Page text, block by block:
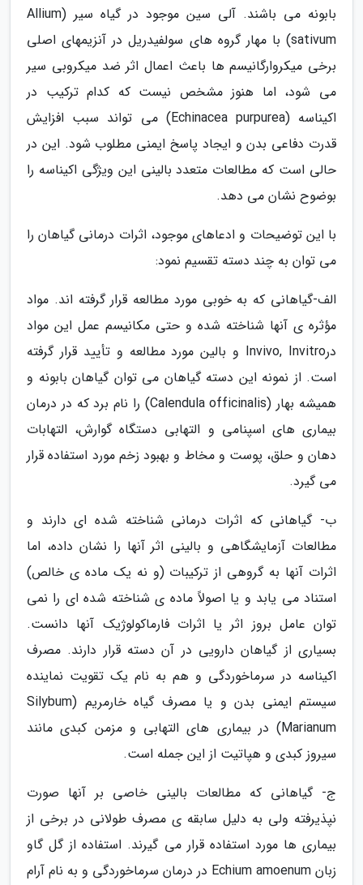
بابونه می باشند. آلی سین موجود در گیاه سیر (Allium
sativum) با مهار گروه های سولفیدریل در آنزیمهای اصلی
برخی میکروارگانیسم ها باعث اعمال اثر ضد میکروبی سیر
می شود، اما هنوز مشخص نیست که کدام ترکیب در
اکیناسه (Echinacea purpurea) می تواند سبب افزایش
قدرت دفاعی بدن و ایجاد پاسخ ایمنی مطلوب شود. این در
حالی است که مطالعات متعدد بالینی این ویژگی اکیناسه را
بوضوح نشان می دهد.
با این توضیحات و ادعاهای موجود، اثرات درمانی گیاهان را
می توان به چند دسته تقسیم نمود:
الف-گیاهانی که به خوبی مورد مطالعه قرار گرفته اند. مواد
مؤثره ی آنها شناخته شده و حتی مکانیسم عمل این مواد
درInvivo, Invitro و بالین مورد مطالعه و تأیید قرار گرفته
است. از نمونه این دسته گیاهان می توان گیاهان بابونه و
همیشه بهار (Calendula officinalis) را نام برد که در درمان
بیماری های اسپنامی و التهابی دستگاه گوارش، التهابات
دهان و حلق، پوست و مخاط و بهبود زخم مورد استفاده قرار
می گیرد.
ب- گیاهانی که اثرات درمانی شناخته شده ای دارند و
مطالعات آزمایشگاهی و بالینی اثر آنها را نشان داده، اما
اثرات آنها به گروهی از ترکیبات (و نه یک ماده ی خالص)
استناد می یابد و یا اصولاً ماده ی شناخته شده ای را نمی
توان عامل بروز اثر یا اثرات فارماکولوژیک آنها دانست.
بسیاری از گیاهان دارویی در آن دسته قرار دارند. مصرف
اکیناسه در سرماخوردگی و هم به نام یک تقویت نماینده
سیستم ایمنی بدن و یا مصرف گیاه خارمریم (Silybum
Marianum) در بیماری های التهابی و مزمن کبدی مانند
سیروز کبدی و هپاتیت از این جمله است.
ج- گیاهانی که مطالعات بالینی خاصی بر آنها صورت
نپذیرفته ولی به دلیل سابقه ی مصرف طولانی در برخی از
بیماری ها مورد استفاده قرار می گیرند. استفاده از گل گاو
زبان Echium amoenum در درمان سرماخوردگی و به نام آرام